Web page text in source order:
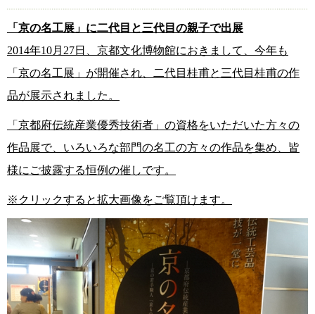
「京の名工展」に二代目と三代目の親子で出展
2014年10月27日、京都文化博物館におきまして、今年も
「京の名工展」が開催され、二代目桂甫と三代目桂甫の作
品が展示されました。
「京都府伝統産業優秀技術者」の資格をいただいた方々の
作品展で、いろいろな部門の名工の方々の作品を集め、皆
様にご披露する恒例の催しです。
※クリックすると拡大画像をご覧頂けます。